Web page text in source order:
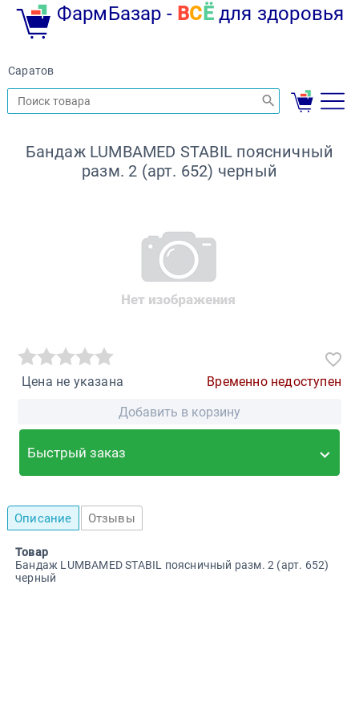
ФармБазар - ВС Ёдля здоровья
Саратов
Бандаж LUMBAMED STABIL поясничный
разм. 2 (арт. 652) черный
Цена не указана
Временно недоступен
Добавить в корзину
Быстрый заказ
Описание Отзывы
Товар
Бандаж LUMBAMED STABIL поясничный разм. 2 (арт. 652)
черный